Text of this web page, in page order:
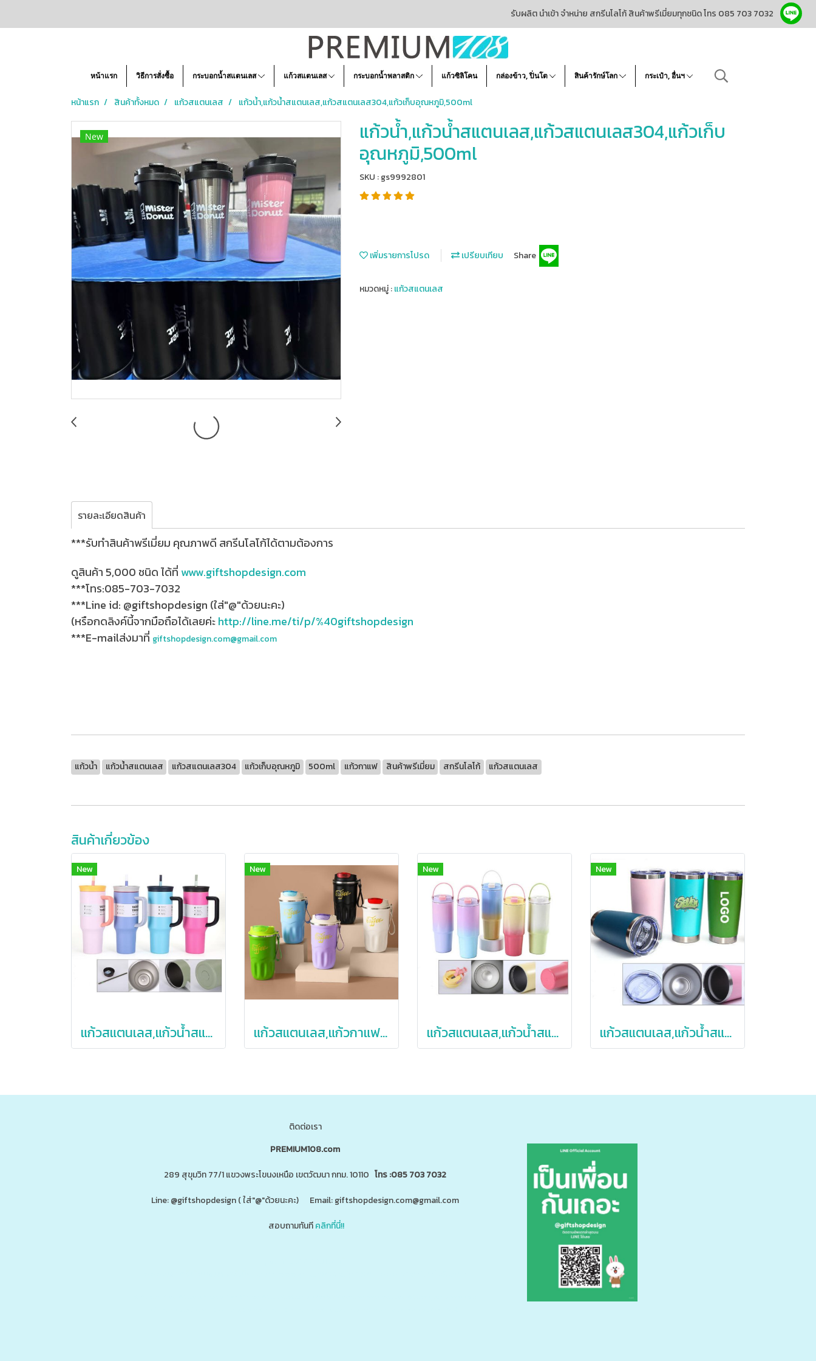
รับผลิต นำเข้า จำหน่าย สกรีนโลโก้ สินค้าพรีเมี่ยมทุกชนิด โทร 085 703 7032
หน้าแรก วิธีการสั่งซื้อ กระบอกน้ำสแตนเลส แก้วสแตนเลส กระบอกน้ำพลาสติก แก้วซิลิโคน กล่องข้าว, ปิ่นโต สินค้ารักษ์โลก กระเป๋า, อื่นฯ
หน้าแรก สินค้าทั้งหมด แก้วสแตนเลส แก้วน้ำ,แก้วน้ำสแตนเลส,แก้วสแตนเลส304,แก้วเก็บอุณหภูมิ,500ml
New
แก้วน้ำ,แก้วน้ำสแตนเลส,แก้วสแตนเลส304,แก้วเก็บ
อุณหภูมิ,500ml
SKU : gs9992801
เพิ่มรายการโปรด เปรียบเทียบ Share
หมวดหมู่ :แก้วสแตนเลส
รายละเอียดสินค้า
***รับทำสินค้าพรีเมี่ยม คุณภาพดี สกรีนโลโก้ได้ตามต้องการ
ดูสินค้า 5,000 ชนิด ได้ที่ www.giftshopdesign.com
***โทร:085-703-7032
***Line id: @giftshopdesign (ใส่"@"ด้วยนะคะ)
(หรือกดลิงค์นี้จากมือถือได้เลยค่ะhttp://line.me/ti/p/%40giftshopdesign
***E-mailส่งมาที่ giftshopdesign.com@gmail.com
แก้วน้ำ แก้วน้ำสแตนเลส แก้วสแตนเลส304 แก้วเก็บอุณหภูมิ 500ml แก้วกาแฟ สินค้าพรีเมี่ยม สกรีนโลโก้ แก้วสแตนเลส
สินค้าเกี่ยวข้อง
New
แก้วสแตนเลส,แก้วน้ำสแตนเลสเก็บความเย็น,40oz
New
แก้วสแตนเลส,แก้วกาแฟสแตนเลส,316,แก้วสแตนเลสพร้อมสายคล้อง,380,510ml
New
แก้วสแตนเลส,แก้วน้ำสแตนเลสเก็บความเย็น,900ml
New
แก้วสแตนเลส,แก้วน้ำสแตนเลสเก็บความเย็น,20oz
ติดต่อเรา
PREMIUM108.com
289 สุขุมวิท 77/1 แขวงพระโขนงเหนือ เขตวัฒนา กทม. 10110 โทร :085 703 7032
Line: @giftshopdesign ( ใส่"@"ด้วยนะคะ) Email: giftshopdesign.com@gmail.com
สอบถามทันทีคลิกที่นี่!!